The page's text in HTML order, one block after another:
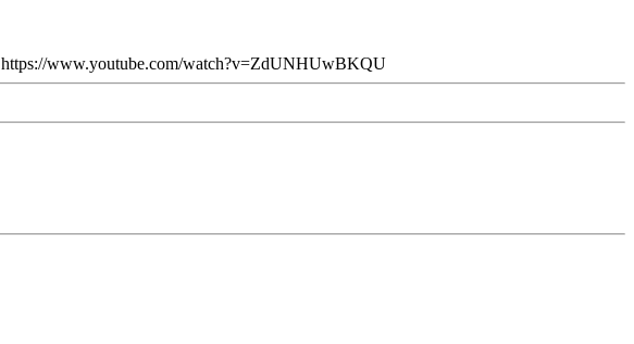
https://www.youtube.com/watch?v=ZdUNHUwBKQU